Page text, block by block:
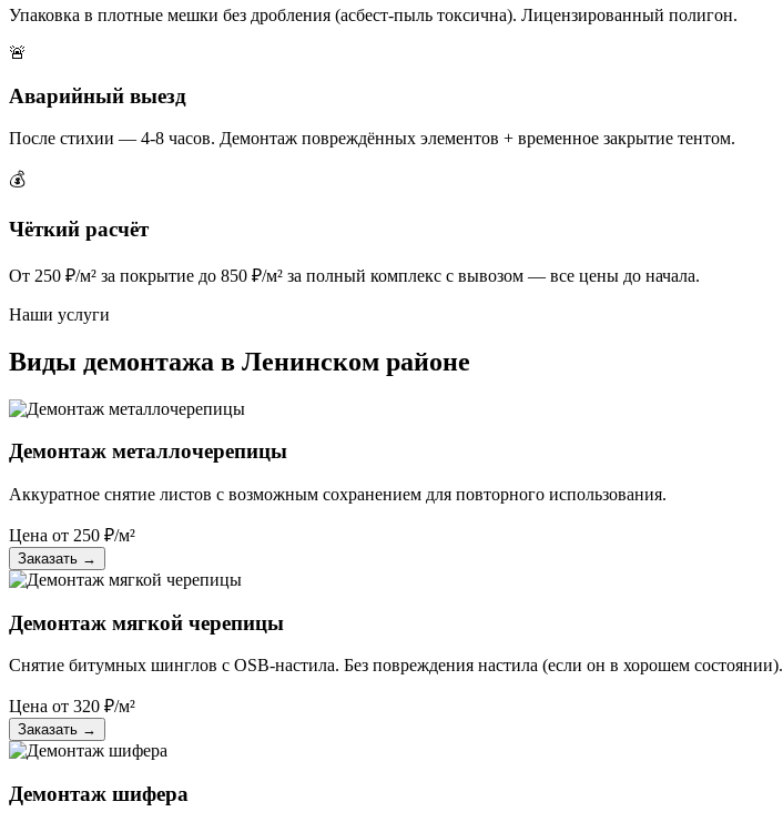
Упаковка в плотные мешки без дробления (асбест-пыль токсична). Лицензированный полигон.
🚨
Аварийный выезд
После стихии — 4-8 часов. Демонтаж повреждённых элементов + временное закрытие тентом.
💰
Чёткий расчёт
От 250 ₽/м² за покрытие до 850 ₽/м² за полный комплекс с вывозом — все цены до начала.
Наши услуги
Виды демонтажа в Ленинском районе
Демонтаж металлочерепицы
Аккуратное снятие листов с возможным сохранением для повторного использования.
Цена от 250 ₽/м²
Заказать →
Демонтаж мягкой черепицы
Снятие битумных шинглов с OSB-настила. Без повреждения настила (если он в хорошем состоянии).
Цена от 320 ₽/м²
Заказать →
Демонтаж шифера